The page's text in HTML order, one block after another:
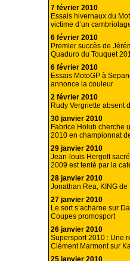
7 février 2010
Essais hivernaux du
victime d’un
6 février 2010
Premier succès de
Quaduro du Touquet
6 février 2010
Essais MotoGP à
annonce la couleur
2 février 2010
Rudy Vergriette absent
30 janvier 2010
Fabrice Holub cherche
2010 en championnat
29 janvier 2010
Jean-louis Hergott
2009 est tenté par la
28 janvier 2010
Jonathan Rea, KING
27 janvier 2010
Le sort s’acharne sur
Coupes promosport
26 janvier 2010
Supersport 2010 : Une
Clément Marmont sur
25 janvier 2010